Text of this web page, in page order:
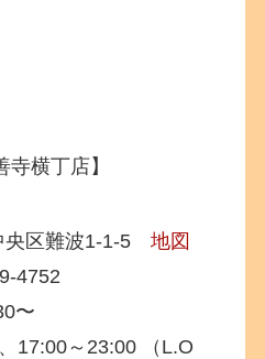
寺横丁店】
区難波1-1-5地図
4752
〜
17:00～23:00 （L.O